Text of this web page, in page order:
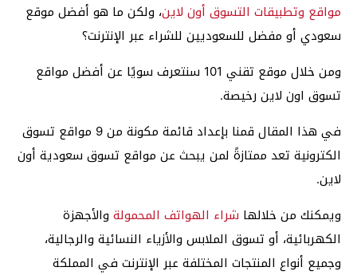
مواقع وتطبيقات التسوق أون لاين، ولكن ما هو أفضل موقع
سعودي أو مفضل للسعوديين للشراء عبر الإنترنت؟
ومن خلال موقع تقني 101 سنتعرف سويًا عن أفضل مواقع
تسوق اون لاين رخيصة.
في هذا المقال قمنا بإعداد قائمة مكونة من 9 مواقع تسوق
الكترونية تعد ممتازةً لمن يبحث عن مواقع تسوق سعودية أون
لاين.
ويمكنك من خلالها شراء الهواتف المحمولة والأجهزة
الكهربائية، أو تسوق الملابس والأزياء النسائية والرجالية،
وجميع أنواع المنتجات المختلفة عبر الإنترنت في المملكة